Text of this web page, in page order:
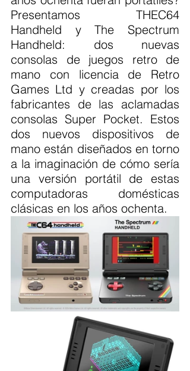
Presentamos THEC64
Handheld y The Spectrum
Handheld: dos nuevas
consolas de juegos retro de
mano con licencia de Retro
Games Ltd y creadas por los
fabricantes de las aclamadas
consolas Super Pocket. Estos
dos nuevos dispositivos de
mano están diseñados en torno
a la imaginación de cómo sería
una versión portátil de estas
computadoras domésticas
clásicas en los años ochenta.